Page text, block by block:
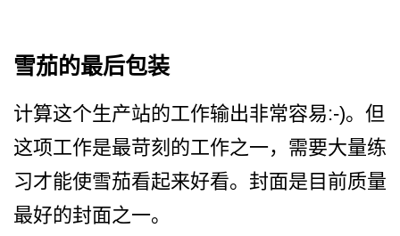
雪茄的最后包装
计算这个生产站的工作输出非常容易:-)。但
这项工作是最苛刻的工­作之一，需要大量练
习才能使雪茄看起来好看。封面是­目前质量
最好的封面之一。